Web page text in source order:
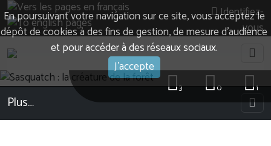
En poursuivant votre navigation sur ce site, vous acceptez le
dépôt de cookies à des fins de gestion, de mesure d’audience
et pour accéder à des réseaux sociaux.
J'accepte
Identifiez-
vous
1
0
3
Plus…